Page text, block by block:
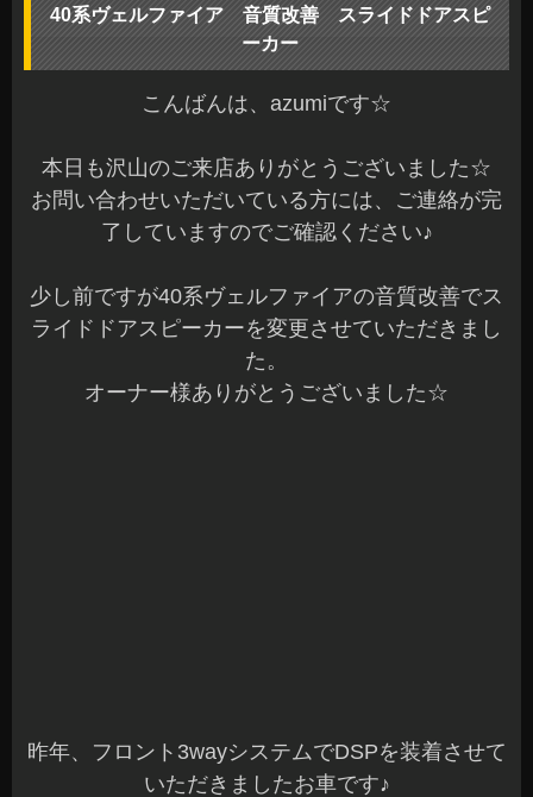
40系ヴェルファイア 音質改善 スライドドアスピ
ーカー
こんばんは、azumiです☆
本日も沢山のご来店ありがとうございました☆
お問い合わせいただいている方には、ご連絡が完
了していますのでご確認ください♪
少し前ですが40系ヴェルファイアの音質改善でス
ライドドアスピーカーを変更させていただきまし
た。
オーナー様ありがとうございました☆
昨年、フロント3wayシステムでDSPを装着させて
いただきましたお車です♪